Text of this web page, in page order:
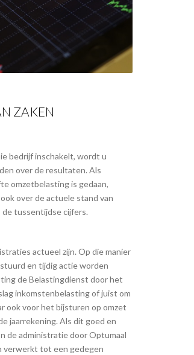
ZAKEN
bedrijf inschakelt, wordt u
over de resultaten. Als
omzetbelasting is gedaan,
over de actuele stand van
de tussentijdse cijfers.
actueel zijn. Op die manier
en tijdig actie worden
de Belastingdienst door het
inkomstenbelasting of juist om
ook voor het bijsturen op omzet
jaarrekening. Als dit goed en
de administratie door Optumaal
verwerkt tot een gedegen